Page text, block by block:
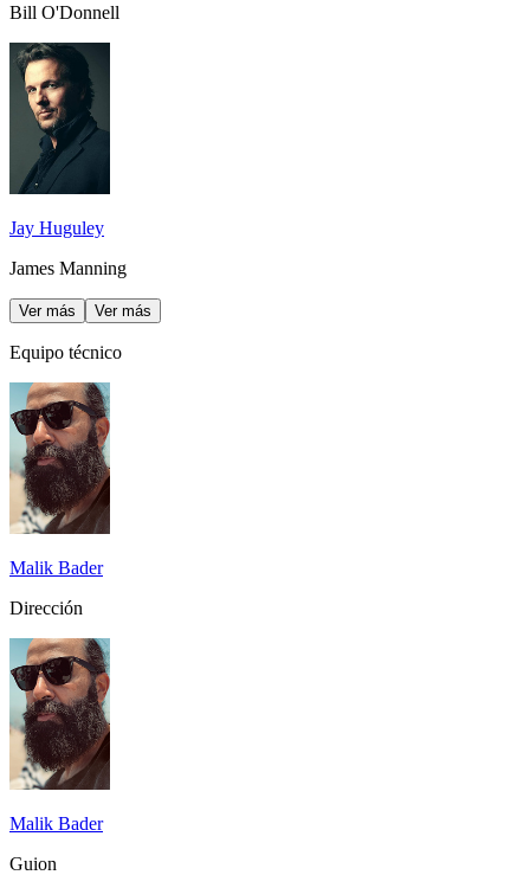
Bill O'Donnell
Jay Huguley
James Manning
Ver más Ver más
Equipo técnico
Malik Bader
Dirección
Malik Bader
Guion